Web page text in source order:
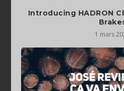
Introducing HADRON
1 mars